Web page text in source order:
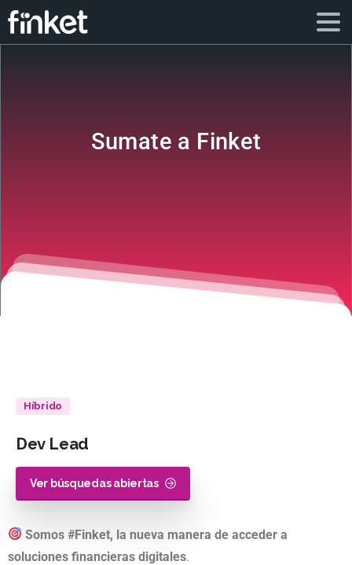
Sumate a Finket
Híbrido
Dev Lead
Ver búsquedas abiertas
Somos #Finket, la nueva manera de acceder a
soluciones financieras digitales.